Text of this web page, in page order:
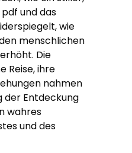
und das
wie
menschlichen
Die
Reise, ihre
nahmen
der Entdeckung
wahres
und des